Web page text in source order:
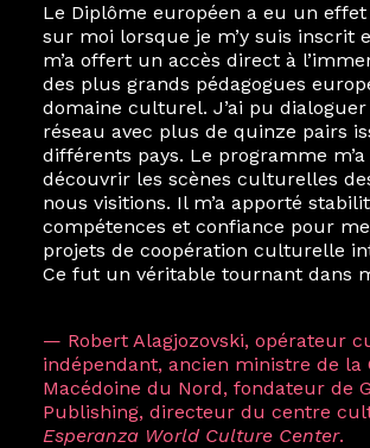
Le Diplôme européen a eu un
sur moi lorsque je m’y suis inscrit
m’a offert un accès direct à
des plus grands pédagogues
domaine culturel. J’ai pu
réseau avec plus de quinze pairs
différents pays. Le programme
découvrir les scènes culturelles
nous visitions. Il m’a apporté
compétences et confiance pour
projets de coopération culturelle
Ce fut un véritable tournant dans
— Robert Alagjozovski, opérateur
indépendant, ancien ministre de la
Macédoine du Nord, fondateur de
Publishing, directeur du centre
Esperanza World Culture Center.